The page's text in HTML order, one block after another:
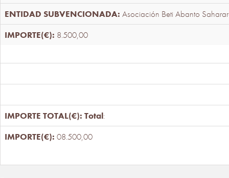
Asociación Beti Abanto
8.500,00
Total:
08.500,00